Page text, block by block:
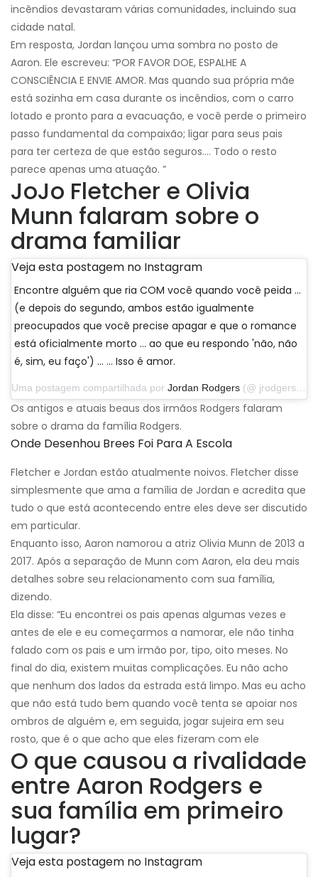
incêndios devastaram várias comunidades, incluindo sua
cidade natal.
Em resposta, Jordan lançou uma sombra no posto de
Aaron. Ele escreveu: “POR FAVOR DOE, ESPALHE A
CONSCIÊNCIA E ENVIE AMOR. Mas quando sua própria mãe
está sozinha em casa durante os incêndios, com o carro
lotado e pronto para a evacuação, e você perde o primeiro
passo fundamental da compaixão; ligar para seus pais
para ter certeza de que estão seguros…. Todo o resto
parece apenas uma atuação. ”
JoJo Fletcher e Olivia
Munn falaram sobre o
drama familiar
Veja esta postagem no Instagram
Encontre alguém que ria COM você quando você peida ...
(e depois do segundo, ambos estão igualmente
preocupados que você precise apagar e que o romance
está oficialmente morto ... ao que eu respondo 'não, não
é, sim, eu faço') ... … Isso é amor.
Uma postagem compartilhada por Jordan Rodgers (@ jrodgers11) em 25 de novembro de 2019 às 17:52 PST
Os antigos e atuais beaus dos irmãos Rodgers falaram
sobre o drama da família Rodgers.
Onde Desenhou Brees Foi Para A Escola
Fletcher e Jordan estão atualmente noivos. Fletcher disse
simplesmente que ama a família de Jordan e acredita que
tudo o que está acontecendo entre eles deve ser discutido
em particular.
Enquanto isso, Aaron namorou a atriz Olivia Munn de 2013 a
2017. Após a separação de Munn com Aaron, ela deu mais
detalhes sobre seu relacionamento com sua família,
dizendo.
Ela disse: “Eu encontrei os pais apenas algumas vezes e
antes de ele e eu começarmos a namorar, ele não tinha
falado com os pais e um irmão por, tipo, oito meses. No
final do dia, existem muitas complicações. Eu não acho
que nenhum dos lados da estrada está limpo. Mas eu acho
que não está tudo bem quando você tenta se apoiar nos
ombros de alguém e, em seguida, jogar sujeira em seu
rosto, que é o que acho que eles fizeram com ele
O que causou a rivalidade
entre Aaron Rodgers e
sua família em primeiro
lugar?
Veja esta postagem no Instagram